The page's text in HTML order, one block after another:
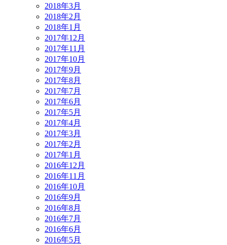
2018年3月
2018年2月
2018年1月
2017年12月
2017年11月
2017年10月
2017年9月
2017年8月
2017年7月
2017年6月
2017年5月
2017年4月
2017年3月
2017年2月
2017年1月
2016年12月
2016年11月
2016年10月
2016年9月
2016年8月
2016年7月
2016年6月
2016年5月